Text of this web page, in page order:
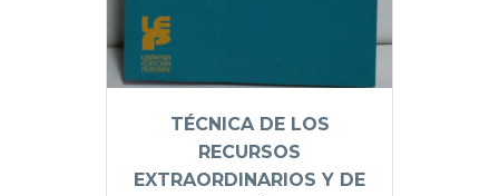
TÉCNICA DE LOS
RECURSOS
EXTRAORDINARIOS Y DE